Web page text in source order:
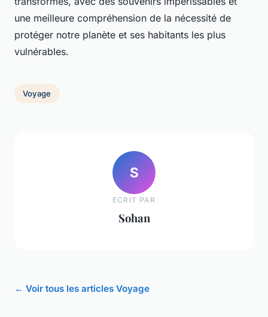
une meilleure compréhension de la nécessité de
protéger notre planète et ses habitants les plus
vulnérables.
Voyage
S
ECRIT PAR
Sohan
← Voir tous les articles Voyage